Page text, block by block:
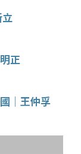
正
｜王仲孚